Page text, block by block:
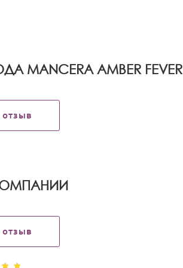
AMBER FEVER
отзыв
отзыв